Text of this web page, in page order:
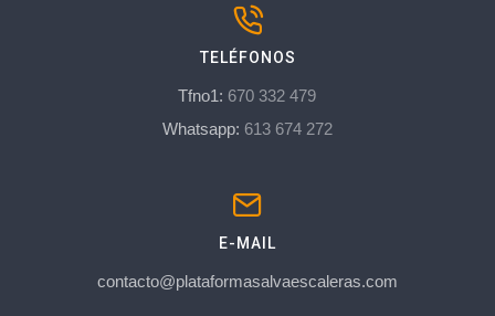
TELÉFONOS
Tfno1: 670 332 479
Whatsapp: 613 674 272
E-MAIL
contacto@plataformasalvaescaleras.com